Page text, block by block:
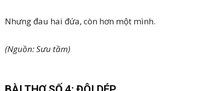
Nhưng đau hai đứa, còn hơn một mình.
(Nguồn: Sưu tầm)